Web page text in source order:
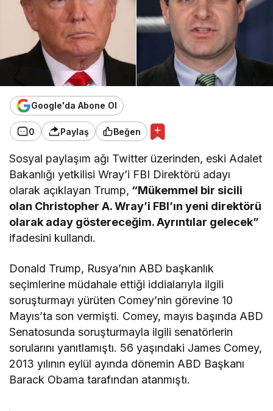
Google'da Abone Ol
0 Paylaş Beğen
Sosyal paylaşım ağı Twitter üzerinden, eski Adalet
Bakanlığı yetkilisi Wray’i FBI Direktörü adayı
olarak açıklayan Trump, “Mükemmel bir sicili
olan Christopher A. Wray’i FBI’ın yeni direktörü
olarak aday göstereceğim. Ayrıntılar gelecek”
ifadesini kullandı.
Donald Trump, Rusya’nın ABD başkanlık
seçimlerine müdahale ettiği iddialarıyla ilgili
soruşturmayı yürüten Comey’nin görevine 10
Mayıs’ta son vermişti. Comey, mayıs başında ABD
Senatosunda soruşturmayla ilgili senatörlerin
sorularını yanıtlamıştı. 56 yaşındaki James Comey,
2013 yılının eylül ayında dönemin ABD Başkanı
Barack Obama tarafından atanmıştı.